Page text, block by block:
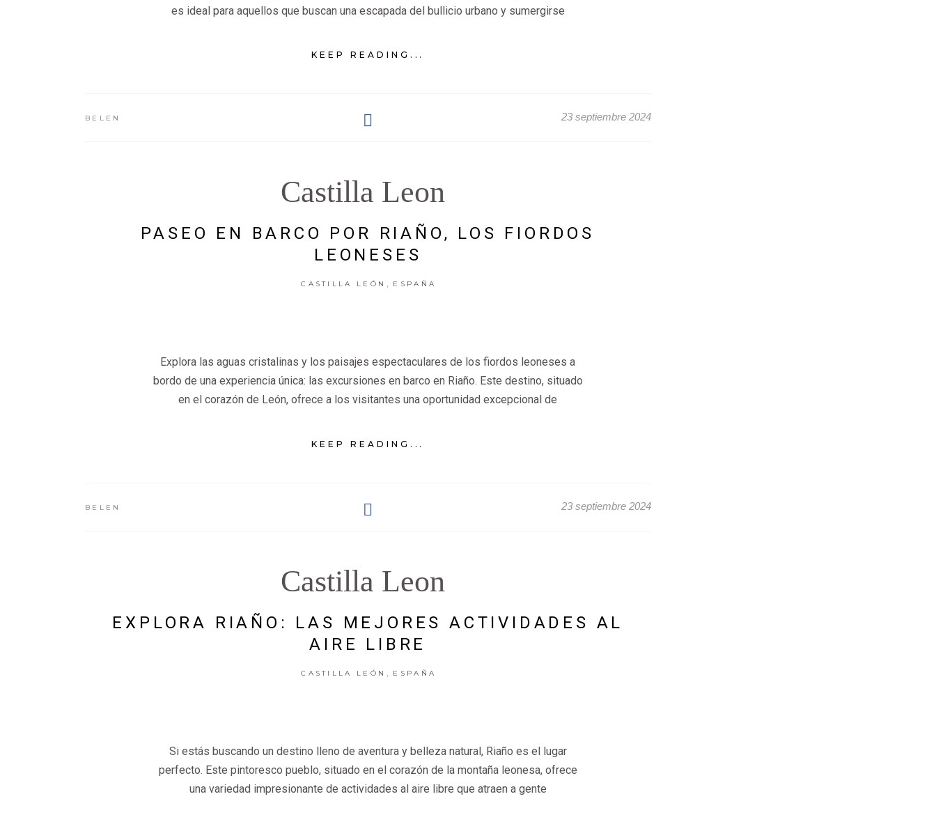
es ideal para aquellos que buscan una escapada del bullicio urbano y sumergirse
KEEP READING...
BELEN 23 septiembre 2024
Castilla Leon
PASEO EN BARCO POR RIAÑO, LOS FIORDOS
LEONESES
CASTILLA LEÓN , ESPAÑA
Explora las aguas cristalinas y los paisajes espectaculares de los fiordos leoneses a
bordo de una experiencia única: las excursiones en barco en Riaño. Este destino, situado
en el corazón de León, ofrece a los visitantes una oportunidad excepcional de
KEEP READING...
BELEN 23 septiembre 2024
Castilla Leon
EXPLORA RIAÑO: LAS MEJORES ACTIVIDADES AL
AIRE LIBRE
CASTILLA LEÓN ESPAÑA
Si estás buscando un destino lleno de aventura y belleza natural, Riaño es el lugar
perfecto. Este pintoresco pueblo, situado en el corazón de la montaña leonesa, ofrece
una variedad impresionante de actividades al aire libre que atraen a gente